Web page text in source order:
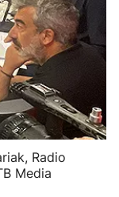
Radio
Media